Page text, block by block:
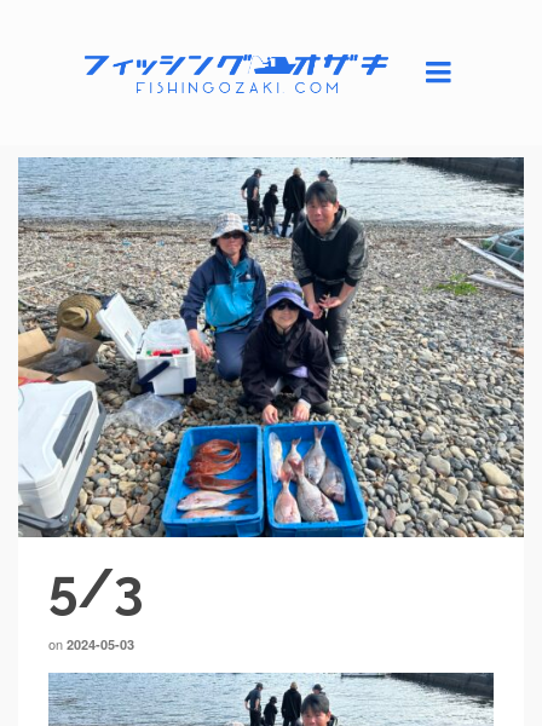
5/3
on 2024-05-03